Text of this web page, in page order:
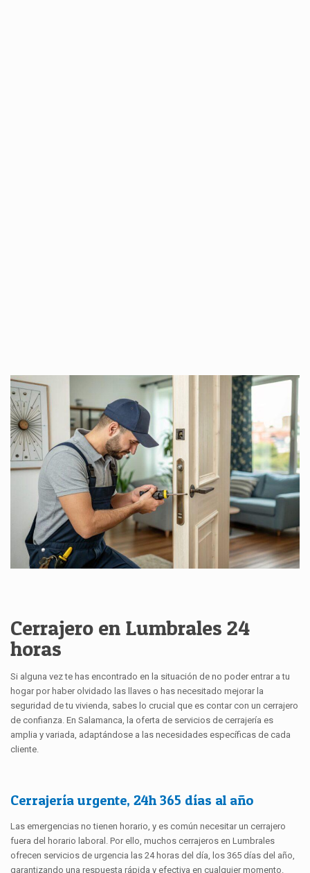
Cerrajero en Lumbrales 24
horas
Si alguna vez te has encontrado en la situación de no poder entrar a tu
hogar por haber olvidado las llaves o has necesitado mejorar la
seguridad de tu vivienda, sabes lo crucial que es contar con un cerrajero
de confianza. En Salamanca, la oferta de servicios de cerrajería es
amplia y variada, adaptándose a las necesidades específicas de cada
cliente.
Cerrajería urgente, 24h 365 días al año
Las emergencias no tienen horario, y es común necesitar un cerrajero
fuera del horario laboral. Por ello, muchos cerrajeros en Lumbrales
ofrecen servicios de urgencia las 24 horas del día, los 365 días del año,
garantizando una respuesta rápida y efectiva en cualquier momento.